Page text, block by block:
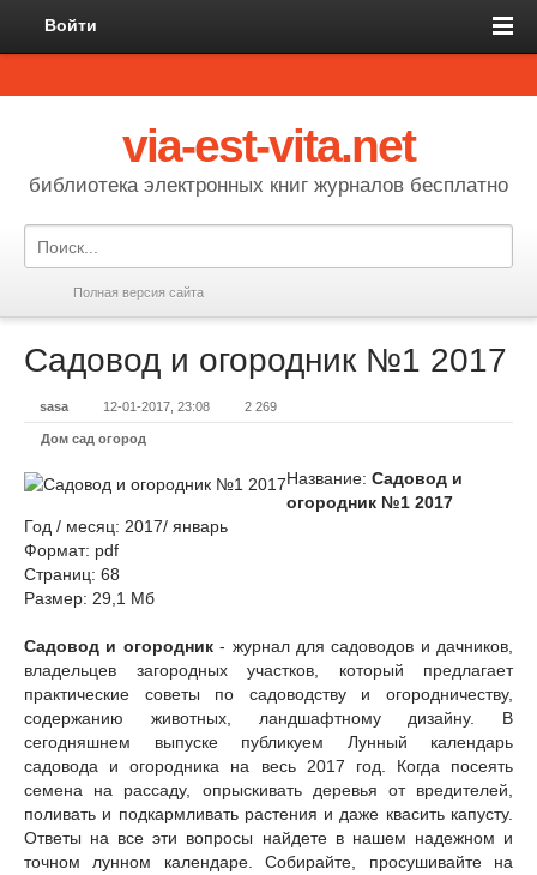
Войти
via-est-vita.net
библиотека электронных книг журналов бесплатно
Полная версия сайта
Садовод и огородник №1 2017
sasa 12-01-2017, 23:08 2 269
Дом сад огород
Название: Садовод и
огородник №1 2017
Год / месяц: 2017/ январь
Формат: pdf
Страниц: 68
Размер: 29,1 Мб
Садовод и огородник- журнал для садоводов и дачников,
владельцев загородных участков, который предлагает
практические советы по садоводству и огородничеству,
содержанию животных, ландшафтному дизайну. В
сегодняшнем выпуске публикуем Лунный календарь
садовода и огородника на весь 2017 год. Когда посеять
семена на рассаду, опрыскивать деревья от вредителей,
поливать и подкармливать растения и даже квасить капусту.
Ответы на все эти вопросы найдете в нашем надежном и
точном лунном календаре. Собирайте, просушивайте на